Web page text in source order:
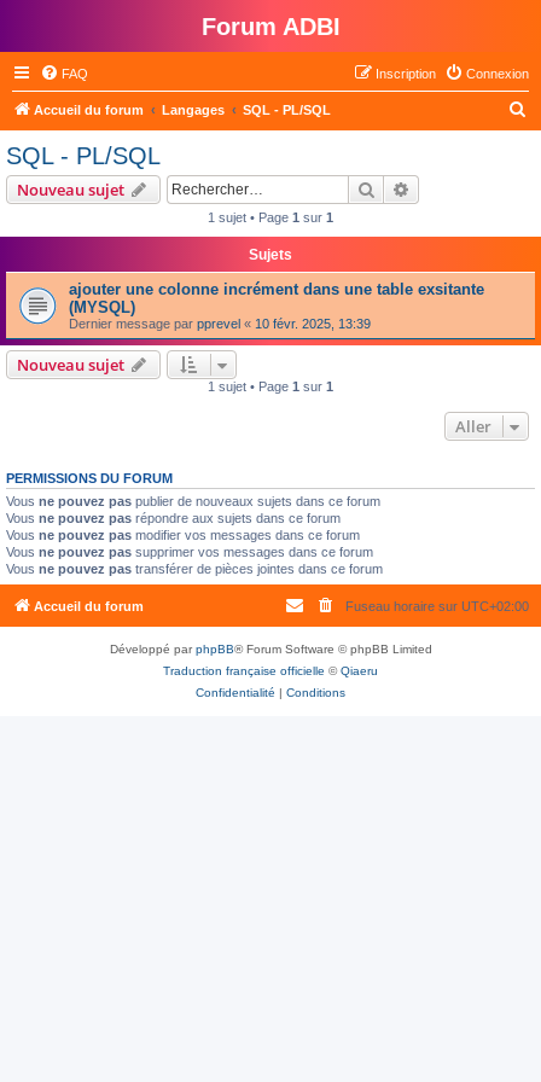
Forum ADBI
FAQ Connexion
Inscription
Accueil du forum Langages SQL - PL/SQL
e
SQL - PL/SQL
Nouveau sujet Rechercher
1 sujet • Page 1 sur 1
Sujets
ajouter une colonne incrément dans une table exsitante
(MYSQL)
Dernier message par pprevel « 10 févr. 2025, 13:39
Nouveau sujet
1 sujet • Page 1 sur 1
Aller
PERMISSIONS DU FORUM
Vous ne pouvez pas publier de nouveaux sujets dans ce forum
Vous ne pouvez pas répondre aux sujets dans ce forum
Vous ne pouvez pas modifier vos messages dans ce forum
Vous ne pouvez pas supprimer vos messages dans ce forum
Vous ne pouvez pas transférer de pièces jointes dans ce forum
Accueil du forum Fuseau horaire sur UTC+02:00
Développé parphpBB® Forum Software © phpBB Limited
Traduction française officielle ©Qiaeru
Confidentialité | Conditions